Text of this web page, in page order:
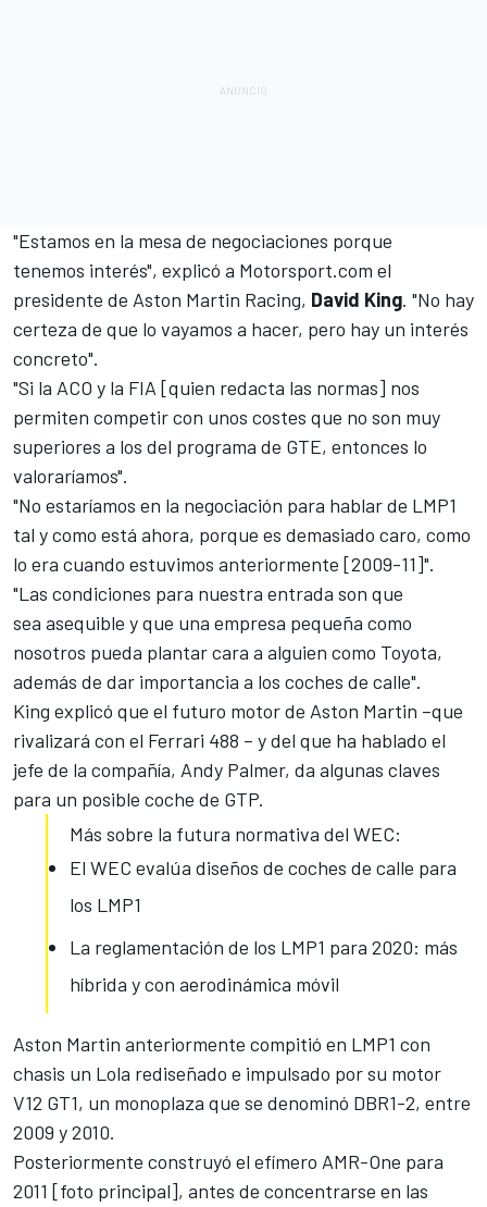
"Estamos en la mesa de negociaciones porque
tenemos interés", explicó a Motorsport.com el
presidente de Aston Martin Racing, David King. "No hay
certeza de que lo vayamos a hacer, pero hay un interés
concreto".
"Si la ACO y la FIA [quien redacta las normas] nos
permiten competir con unos costes que no son muy
superiores a los del programa de GTE, entonces lo
valoraríamos".
"No estaríamos en la negociación para hablar de LMP1
tal y como está ahora, porque es demasiado caro, como
lo era cuando estuvimos anteriormente [2009-11]".
"Las condiciones para nuestra entrada son que
sea asequible y que una empresa pequeña como
nosotros pueda plantar cara a alguien como Toyota,
además de dar importancia a los coches de calle".
King explicó que el futuro motor de Aston Martin –que
rivalizará con el Ferrari 488 – y del que ha hablado el
jefe de la compañía, Andy Palmer, da algunas claves
para un posible coche de GTP.
Más sobre la futura normativa del WEC:
El WEC evalúa diseños de coches de calle para
los LMP1
La reglamentación de los LMP1 para 2020: más
híbrida y con aerodinámica móvil
Aston Martin anteriormente compitió en LMP1 con
chasis un Lola rediseñado e impulsado por su motor
V12 GT1, un monoplaza que se denominó DBR1-2, entre
2009 y 2010.
Posteriormente construyó el efímero AMR-One para
2011 [foto principal], antes de concentrarse en las